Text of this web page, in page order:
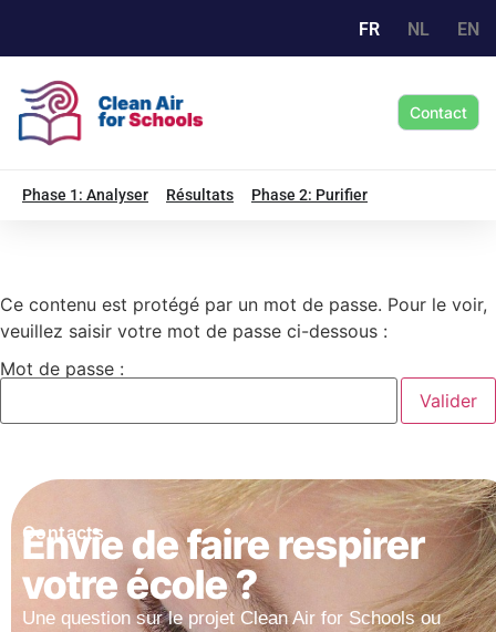
FR NL EN
Contact
Phase 1: Analyser Résultats Phase 2: Purifier
Ce contenu est protégé par un mot de passe. Pour le voir,
veuillez saisir votre mot de passe ci-dessous :
Mot de passe :
Contacts
Envie de faire respirer
votre école ?
Une question sur le projet Clean Air for Schools ou